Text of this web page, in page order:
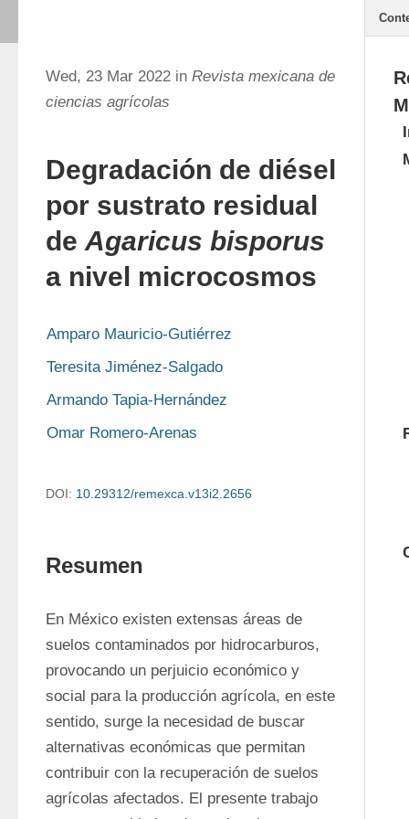
Wed, 23 Mar 2022 in Revista mexicana de
ciencias agrícolas
Degradación de diésel
por sustrato residual
de Agaricus bisporus
a nivel microcosmos
Amparo Mauricio-Gutiérrez
Teresita Jiménez-Salgado
Armando Tapia-Hernández
Omar Romero-Arenas
DOI: 10.29312/remexca.v13i2.2656
Resumen
En México existen extensas áreas de
suelos contaminados por hidrocarburos,
provocando un perjuicio económico y
social para la producción agrícola, en este
sentido, surge la necesidad de buscar
alternativas económicas que permitan
contribuir con la recuperación de suelos
agrícolas afectados. El presente trabajo